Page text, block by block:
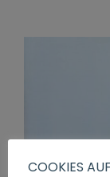
COOKIES